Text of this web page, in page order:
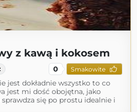
z kawą i kokosem
0 Smakowite
jest dokładnie wszystko to co
jest mi dość obojętna, jako
się po prostu idealnie i